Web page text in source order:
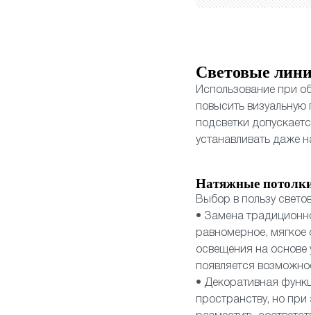
Световые
Использование при
повысить
подсветки
устанавливать даже
Натяжные
Выбор в пользу
• Замена
равномерное,
освещения на основе
появляется
• Декоративная
пространству, но